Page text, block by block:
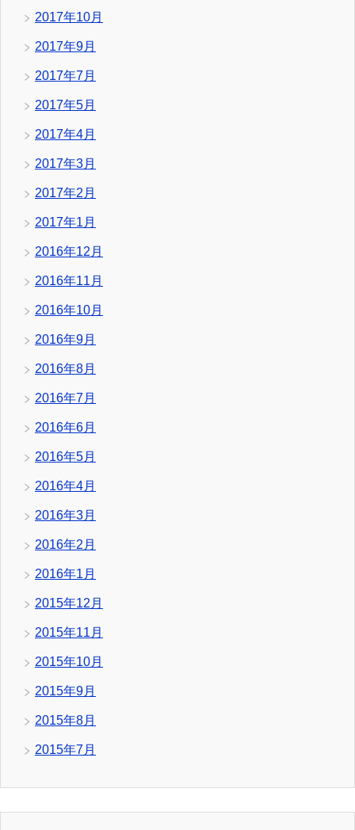
2017年10月
2017年9月
2017年7月
2017年5月
2017年4月
2017年3月
2017年2月
2017年1月
2016年12月
2016年11月
2016年10月
2016年9月
2016年8月
2016年7月
2016年6月
2016年5月
2016年4月
2016年3月
2016年2月
2016年1月
2015年12月
2015年11月
2015年10月
2015年9月
2015年8月
2015年7月